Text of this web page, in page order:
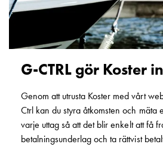
G-CTRL gör Koster
Genom att utrusta Koster med vårt
Ctrl kan du styra åtkomsten och mäta
varje uttag så att det blir enkelt att få
betalningsunderlag och ta rättvist